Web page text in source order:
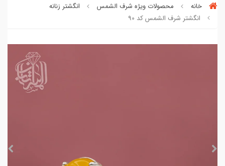
خانه محصولات ویژه شرف الشمس
انگشتر زنانه
انگشتر شرف الشمس کد 90